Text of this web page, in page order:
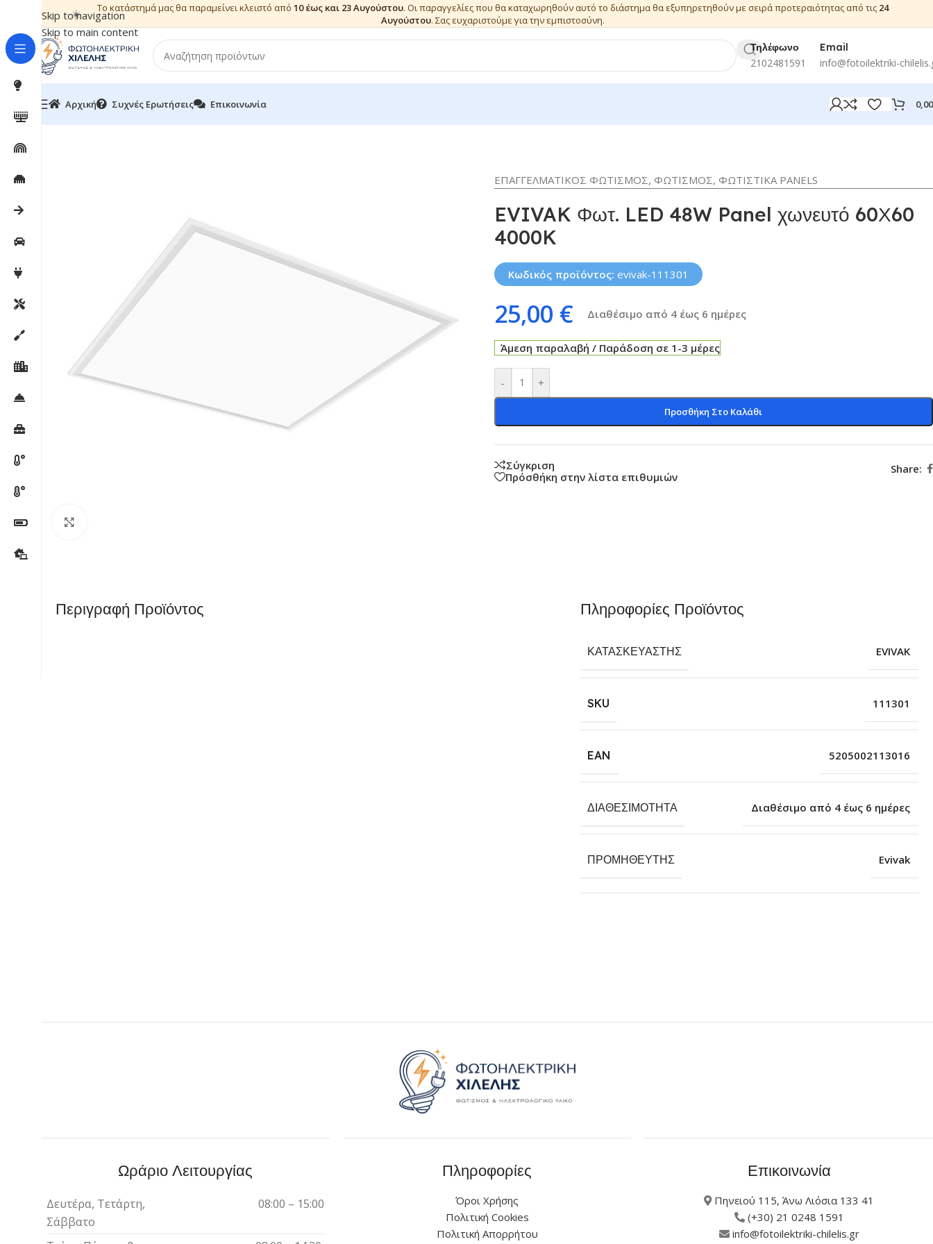
Skip to navigation
Skip to main content
☀️ Το κατάστημά μας θα παραμείνει κλειστό από 10 έως και 23 Αυγούστου. Οι παραγγελίες που θα καταχωρηθούν αυτό το διάστημα θα εξυπηρετηθούν με σειρά προτεραιότητας από τις 24
Αυγούστου. Σας ευχαριστούμε για την εμπιστοσύνη.
Τηλέφωνο
2102481591
Email
info@fotoilektriki-
Αρχική Συχνές Ερωτήσεις Επικοινωνία
ΕΠΑΓΓΕΛΜΑΤΙΚΟΣ ΦΩΤΙΣΜΟΣ, ΦΩΤΙΣΜΟΣ, ΦΩΤΙΣΤΙΚΑ PANELS
EVIVAK Φωτ. LED 48W Panel χωνευτό 60Χ60
4000K
Κωδικός προϊόντος: evivak-111301
25,00 € Διαθέσιμο από 4 έως 6 ημέρες
Άμεση παραλαβή / Παράδοση σε 1-3 μέρες
- +
Προσθήκη Στο Καλάθι
Σύγκριση
Πρόσθήκη στην λίστα επιθυμιών
Share:
Περιγραφή Προϊόντος Πληροφορίες Προϊόντος
ΚΑΤΑΣΚΕΥΑΣΤΉΣ EVIVAK
SKU 111301
EAN 5205002113016
ΔΙΑΘΕΣΙΜΌΤΗΤΑ Διαθέσιμο από 4 έως 6 ημέρες
ΠΡΟΜΗΘΕΥΤΉΣ Evivak
Ωράριο Λειτουργίας
Δευτέρα, Τετάρτη,
Σάββατο
08:00 – 15:00
Πληροφορίες
Όροι Χρήσης
Πολιτική Cookies
Πολιτική Απορρήτου
Επικοινωνία
Πηνειού 115, Άνω Λιόσια 133 41
(+30) 21 0248 1591
info@fotoilektriki-chilelis.gr